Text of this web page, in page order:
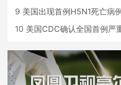
9 美国出现首例H5N1死亡病
10 美国CDC确认全国首例严重